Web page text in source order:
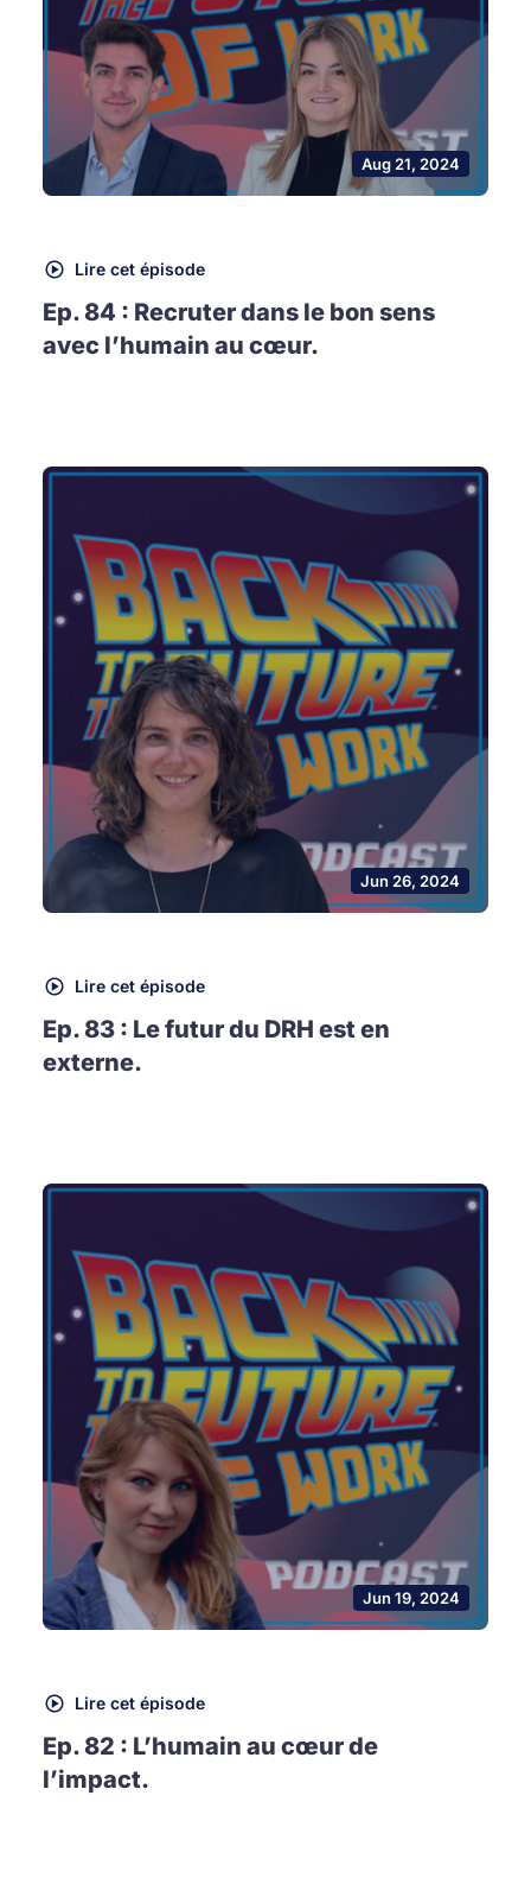
Aug 21, 2024
Lire cet épisode
Ep. 84 : Recruter dans le bon sens
avec l’humain au cœur.
Jun 26, 2024
Lire cet épisode
Ep. 83 : Le futur du DRH est en
externe.
Jun 19, 2024
Lire cet épisode
Ep. 82 : L’humain au cœur de
l’impact.